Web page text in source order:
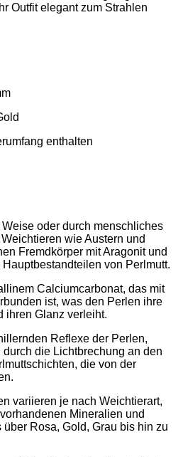
Outfit elegant zum Strahlen
enthalten
oder durch menschliches
wie Austern und
Fremdkörper mit Aragonit und
von Perlmutt.
Calciumcarbonat, das mit
ist, was den Perlen ihre
ihren Glanz verleiht.
Reflexe der Perlen,
die Lichtbrechung an den
die von der
variieren je nach Weichtierart,
Mineralien und
Rosa, Gold, Grau bis hin zu